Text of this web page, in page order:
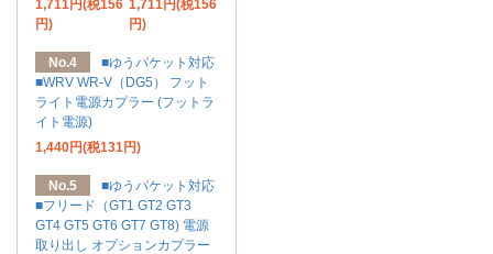
1,711円(税156
円)
1,711円(税156
円)
No.4
■ゆうパケット対応
■WRV WR-V（DG5） フット
ライト電源カプラー (フットラ
イト電源)
1,440円(税131円)
No.5
■ゆうパケット対応
■フリード（GT1 GT2 GT3
GT4 GT5 GT6 GT7 GT8) 電源
取り出し オプションカプラー